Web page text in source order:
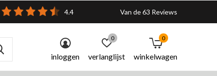
inloggen verlanglijst
0
winkelwagen
0
4.4 Van de 63 Reviews